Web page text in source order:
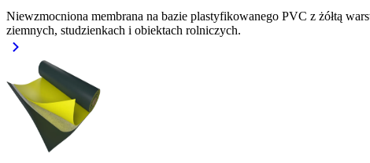
Niewzmocniona membrana na bazie plastyfikowanego PVC z żółtą
ziemnych, studzienkach i obiektach rolniczych.